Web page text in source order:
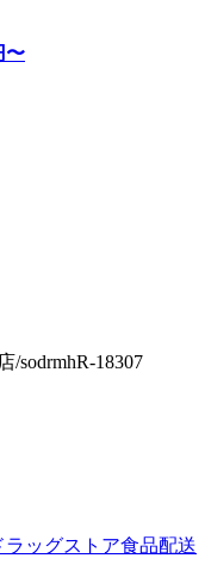
〜
sodrmhR-18307
ラッグストア食品配送